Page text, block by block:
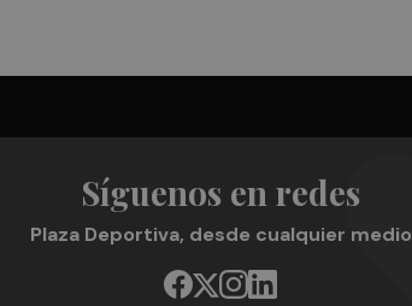
Síguenos en redes
Plaza Deportiva, desde cualquier medio